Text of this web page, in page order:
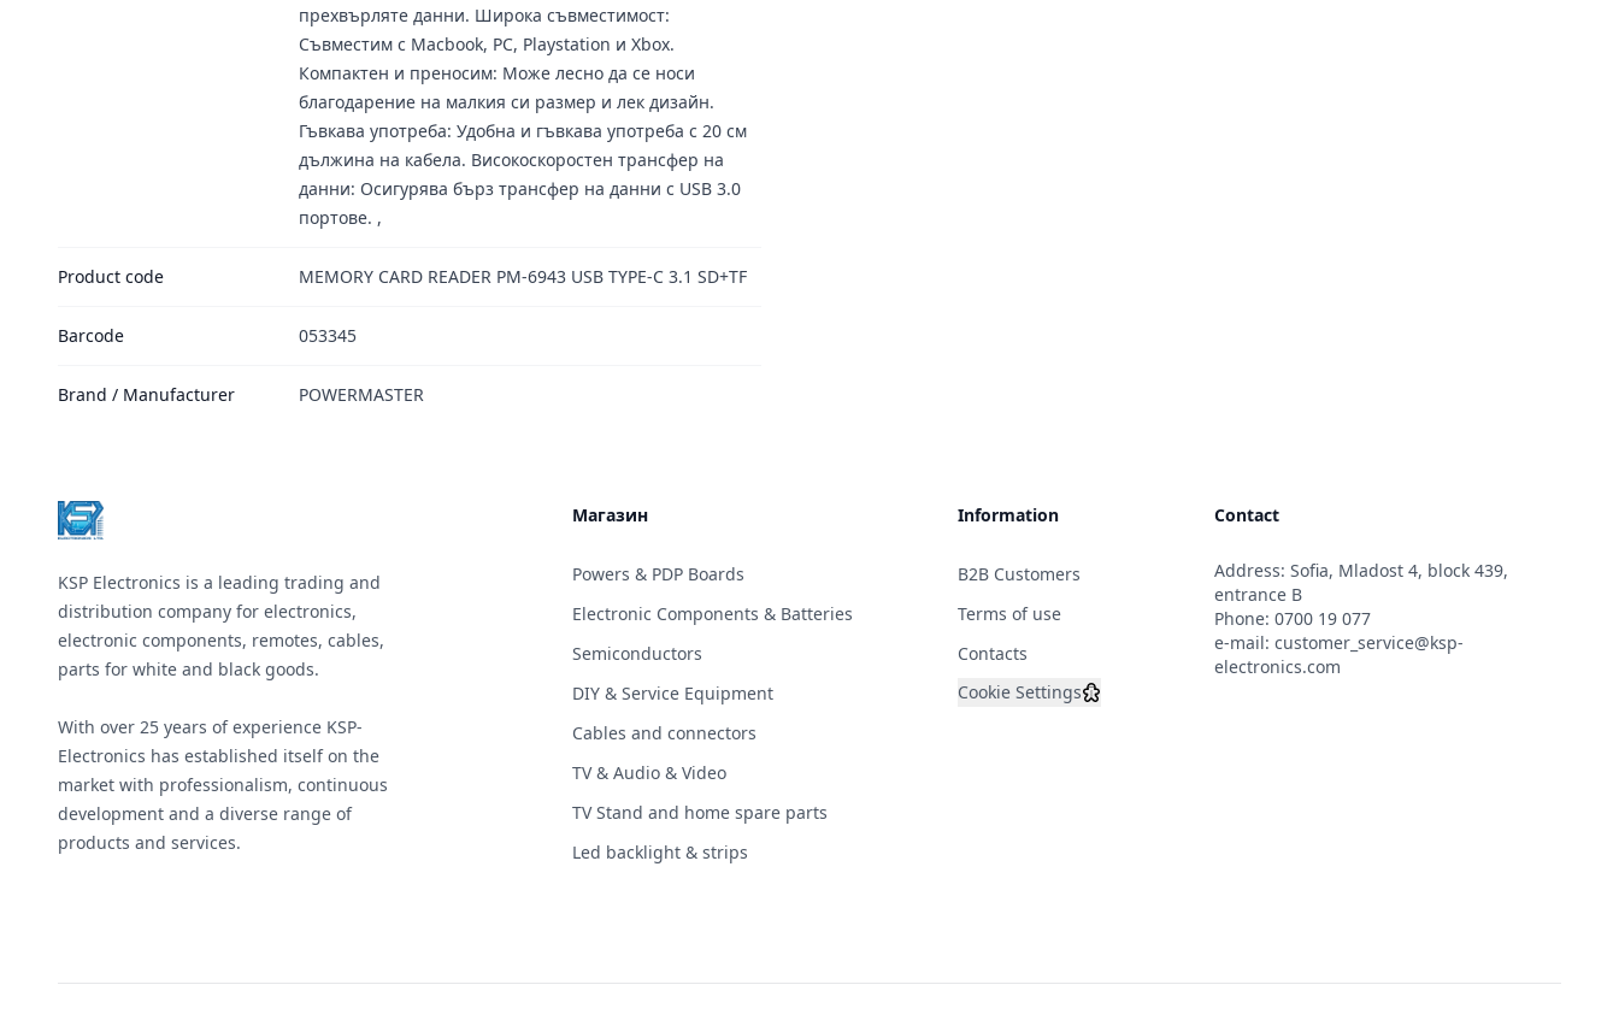
прехвърляте данни. Широка съвместимост:
Съвместим с Macbook, PC, Playstation и Xbox.
Компактен и преносим: Може лесно да се носи
благодарение на малкия си размер и лек дизайн.
Гъвкава употреба: Удобна и гъвкава употреба с 20 см
дължина на кабела. Високоскоростен трансфер на
данни: Осигурява бърз трансфер на данни с USB 3.0
портове. ,
Product code MEMORY CARD READER PM-6943 USB TYPE-C 3.1 SD+TF
Barcode 053345
Brand / Manufacturer POWERMASTER
KSP Electronics is a leading trading and
distribution company for electronics,
electronic components, remotes, cables,
parts for white and black goods.
With over 25 years of experience KSP-
Electronics has established itself on the
market with professionalism, continuous
development and a diverse range of
products and services.
Магазин
Powers & PDP Boards
Electronic Components & Batteries
Semiconductors
DIY & Service Equipment
Cables and connectors
TV & Audio & Video
TV Stand and home spare parts
Led backlight & strips
Information
B2B Customers
Terms of use
Contacts
Cookie Settings
Contact
Address: Sofia, Mladost 4, block 439,
entrance B
Phone: 0700 19 077
e-mail: customer_service@ksp-
electronics.com